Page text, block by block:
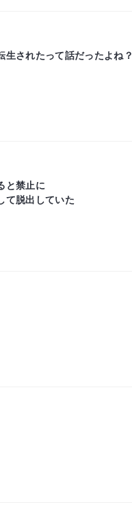
生されたって話だったよね？
と禁止に
て脱出していた